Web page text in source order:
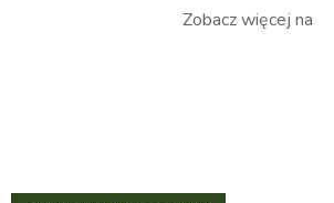
Zobacz więcej na